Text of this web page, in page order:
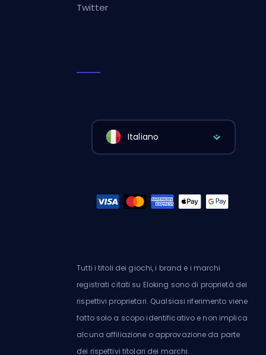
Twitter
Italiano
Tutti i titoli dei giochi, i brand e i marchi
registrati citati su Eloking sono di proprietà dei
rispettivi proprietari. Qualsiasi riferimento viene
fatto solo a scopo identificativo e non implica
alcuna affiliazione o approvazione da parte
dei rispettivi titolari dei marchi.